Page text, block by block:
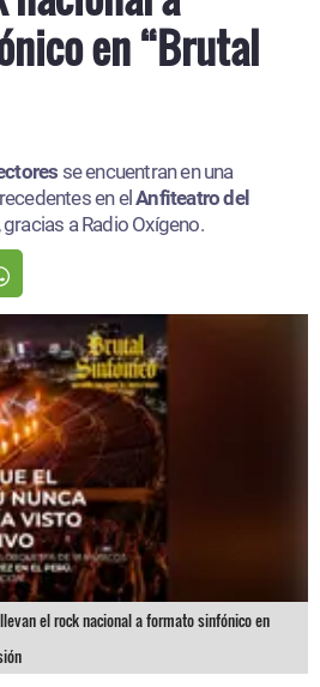
en “Brutal
se encuentran en una
en elAnfiteatro del
, gracias a Radio Oxígeno.
el rock nacional a formato sinfónico en